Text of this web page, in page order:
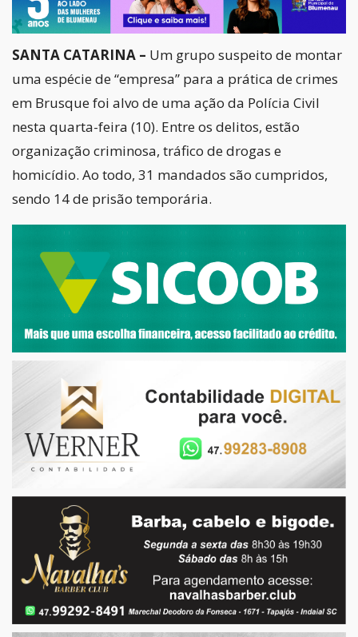
SANTA CATARINA – Um grupo suspeito de montar
uma espécie de “empresa” para a prática de crimes
em Brusque foi alvo de uma ação da Polícia Civil
nesta quarta-feira (10). Entre os delitos, estão
organização criminosa, tráfico de drogas e
homicídio. Ao todo, 31 mandados são cumpridos,
sendo 14 de prisão temporária.